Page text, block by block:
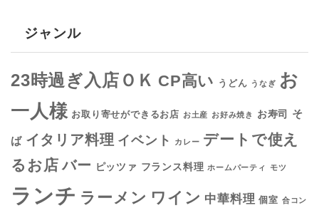
ジャンル
23時過ぎ入店ＯＫ CP高い うどん うなぎ お
一人様 お取り寄せができるお店 お土産 お好み焼き お寿司 そ
ば イタリア料理 イベント カレー デートで使え
るお店 バー ピッツァ フランス料理 ホームパーティ モツ
ランチ ラーメン ワイン 中華料理 個室 合コン